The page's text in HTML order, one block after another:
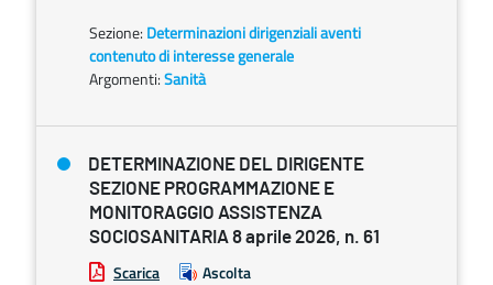
Sezione: Determinazioni dirigenziali aventi
contenuto di interesse generale
Argomenti:Sanità
DETERMINAZIONE DEL DIRIGENTE
SEZIONE PROGRAMMAZIONE E
MONITORAGGIO ASSISTENZA
SOCIOSANITARIA 8 aprile 2026, n. 61
Scarica Ascolta